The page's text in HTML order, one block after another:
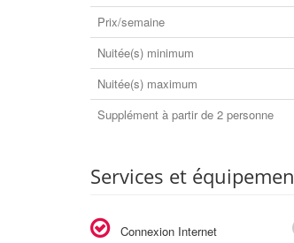
Prix/semaine
Nuitée(s) minimum
Nuitée(s) maximum
Supplément à partir de 2 personne
Services et
Connexion Internet